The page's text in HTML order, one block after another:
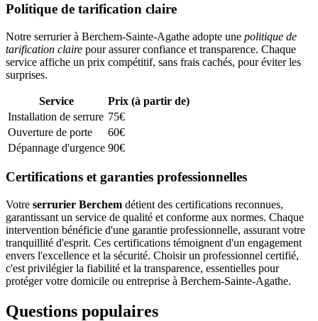
Politique de tarification claire
Notre serrurier à Berchem-Sainte-Agathe adopte une politique de
tarification claire pour assurer confiance et transparence. Chaque
service affiche un prix compétitif, sans frais cachés, pour éviter les
surprises.
Service
Prix (à partir de)
Installation de serrure 75€
Ouverture de porte
60€
Dépannage d'urgence 90€
Certifications et garanties professionnelles
Votre serrurier Berchem détient des certifications reconnues,
garantissant un service de qualité et conforme aux normes. Chaque
intervention bénéficie d'une garantie professionnelle, assurant votre
tranquillité d'esprit. Ces certifications témoignent d'un engagement
envers l'excellence et la sécurité. Choisir un professionnel certifié,
c'est privilégier la fiabilité et la transparence, essentielles pour
protéger votre domicile ou entreprise à Berchem-Sainte-Agathe.
Questions populaires